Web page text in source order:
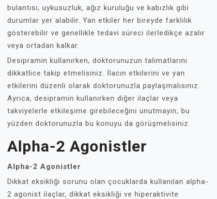
bulantısı, uykusuzluk, ağız kuruluğu ve kabızlık gibi
durumlar yer alabilir. Yan etkiler her bireyde farklılık
gösterebilir ve genellikle tedavi süreci ilerledikçe azalır
veya ortadan kalkar.
Desipramin kullanırken, doktorunuzun talimatlarını
dikkatlice takip etmelisiniz. İlacın etkilerini ve yan
etkilerini düzenli olarak doktorunuzla paylaşmalısınız.
Ayrıca, desipramin kullanırken diğer ilaçlar veya
takviyelerle etkileşime girebileceğini unutmayın, bu
yüzden doktorunuzla bu konuyu da görüşmelisiniz.
Alpha-2 Agonistler
Alpha-2 Agonistler
Dikkat eksikliği sorunu olan çocuklarda kullanılan alpha-
2 agonist ilaçlar, dikkat eksikliği ve hiperaktivite